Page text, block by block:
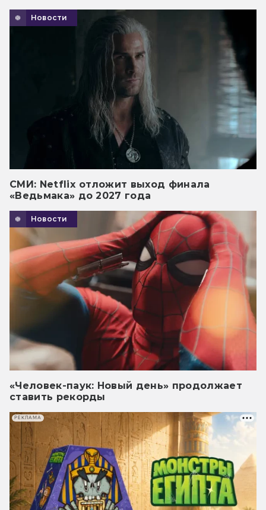
Новости
СМИ: Netflix отложит выход финала
«Ведьмака» до 2027 года
Новости
«Человек-паук: Новый день» продолжает
ставить рекорды
РЕКЛАМА